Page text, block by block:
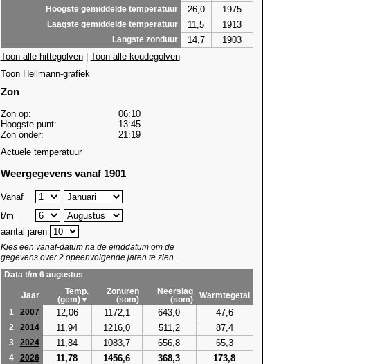
Hoogste gemiddelde temperatuur 26,0 1975
Laagste gemiddelde temperatuur 11,5 1913
Langste zonduur 14,7
1903
Toon alle hittegolven| Toon alle koudegolven
Toon Hellmann-grafiek
Zon
Zon op:
06:10
Hoogste punt:
13:45
Zon onder:
21:19
Actuele temperatuur
Weergegevens vanaf 1901
Vanaf
t/m
aantal jaren
Kies een vanaf-datum na de einddatum om de
gegevens over 2 opeenvolgende jaren te zien.
Data t/m 6 augustus
Jaar
Temp.
(gem)▼
Zonuren
(som)
Neerslag
(som)
Warmtegetal
1
2007 12,06 1172,1 643,0 47,6
2 2014 11,94 1216,0 511,2 87,4
3 2024 11,84 1083,7 656,8 65,3
4 2026 11,78 1456,6 368,3 173,8